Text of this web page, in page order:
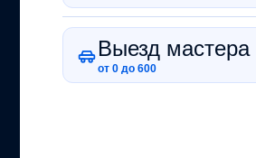
Выезд мастера
от 0 до 600